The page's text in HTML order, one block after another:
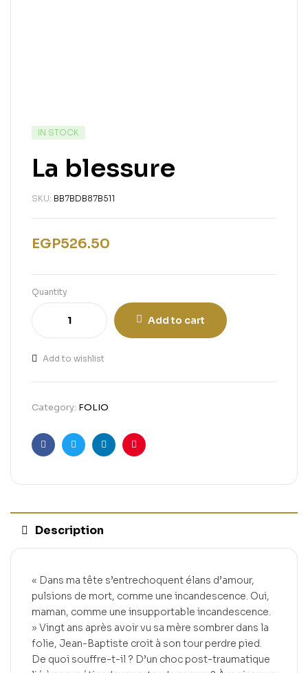
IN STOCK
La blessure
SKU: BB7BDB87B511
EGP526.50
Quantity
Add to cart
Add to wishlist
Category: FOLIO
FacebookTwitterLinkedinPinterest
Description
« Dans ma tête s’entrechoquent élans d’amour,
pulsions de mort, comme une incandescence. Oui,
maman, comme une insupportable incandescence.
» Vingt ans après avoir vu sa mère sombrer dans la
folie, Jean-Baptiste croit à son tour perdre pied.
De quoi souffre-t-il ? D’un choc post-traumatique